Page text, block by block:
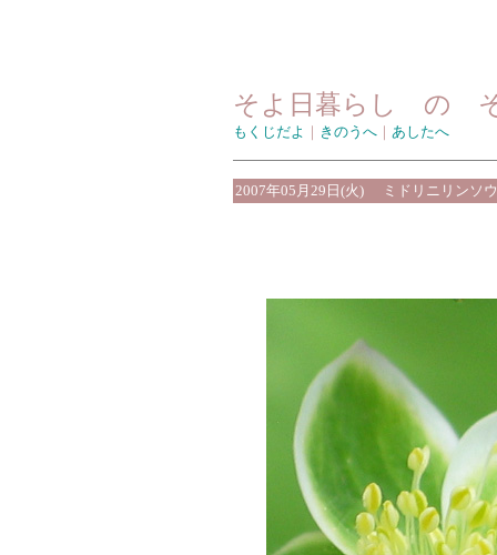
そよ日暮らし の
もくじだよ きのうへ あしたへ
2007年05月29日(火) ミドリニリンソウ